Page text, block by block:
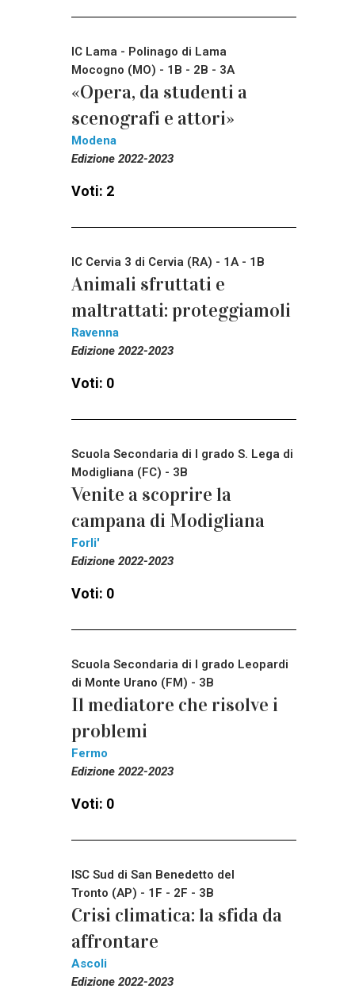
IC Lama - Polinago di Lama
Mocogno (MO) - 1B - 2B - 3A
«Opera, da studenti a
scenografi e attori»
Modena
Edizione 2022-2023
Voti: 2
IC Cervia 3 di Cervia (RA) - 1A - 1B
Animali sfruttati e
maltrattati: proteggiamoli
Ravenna
Edizione 2022-2023
Voti: 0
Scuola Secondaria di I grado S. Lega di
Modigliana (FC) - 3B
Venite a scoprire la
campana di Modigliana
Forli'
Edizione 2022-2023
Voti: 0
Scuola Secondaria di I grado Leopardi
di Monte Urano (FM) - 3B
Il mediatore che risolve i
problemi
Fermo
Edizione 2022-2023
Voti: 0
ISC Sud di San Benedetto del
Tronto (AP) - 1F - 2F - 3B
Crisi climatica: la sfida da
affrontare
Ascoli
Edizione 2022-2023